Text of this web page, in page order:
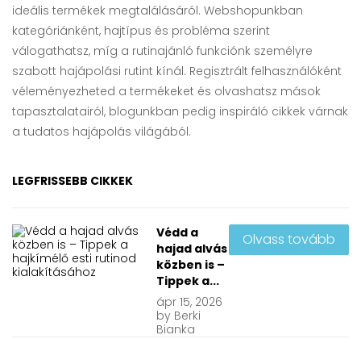
ideális termékek megtalálásáról. Webshopunkban
kategóriánként, hajtípus és probléma szerint
válogathatsz, míg a rutinajánló funkciónk személyre
szabott hajápolási rutint kínál. Regisztrált felhasználóként
véleményezheted a termékeket és olvashatsz mások
tapasztalatairól, blogunkban pedig inspiráló cikkek várnak
a tudatos hajápolás világából.
LEGFRISSEBB CIKKEK
Védd a
hajad alvás
közben is –
Tippek a...
ápr15, 2026
by Berki
Bianka
Olvass tovább